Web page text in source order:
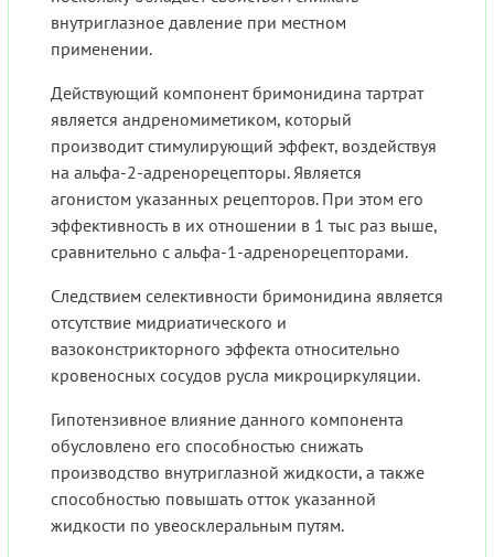
внутриглазное давление при местном
применении.
Действующий компонент бримонидина тартрат
является андреномиметиком, который
производит стимулирующий эффект, воздействуя
на альфа-2-адренорецепторы. Является
агонистом указанных рецепторов. При этом его
эффективность в их отношении в 1 тыс раз выше,
сравнительно с альфа-1-адренорецепторами.
Следствием селективности бримонидина является
отсутствие мидриатического и
вазоконстрикторного эффекта относительно
кровеносных сосудов русла микроциркуляции.
Гипотензивное влияние данного компонента
обусловлено его способностью снижать
производство внутриглазной жидкости, а также
способностью повышать отток указанной
жидкости по увеосклеральным путям.